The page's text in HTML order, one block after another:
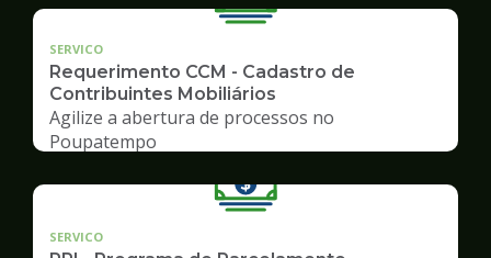
SERVICO
Requerimento CCM - Cadastro de
Contribuintes Mobiliários
Agilize a abertura de processos no
Poupatempo
SERVICO